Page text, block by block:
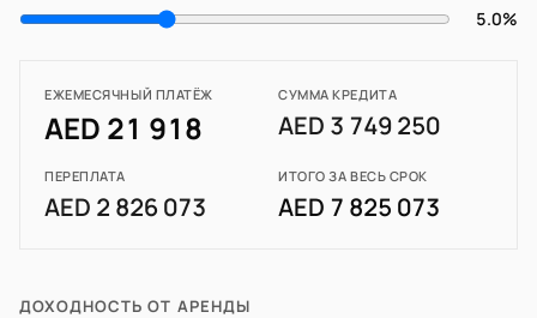
5.0%
ЕЖЕМЕСЯЧНЫЙ ПЛАТЁЖ
AED 21 918
СУММА КРЕДИТА
AED 3 749 250
ПЕРЕПЛАТА
AED 2 826 073
ИТОГО ЗА ВЕСЬ СРОК
AED 7 825 073
ДОХОДНОСТЬ ОТ АРЕНДЫ